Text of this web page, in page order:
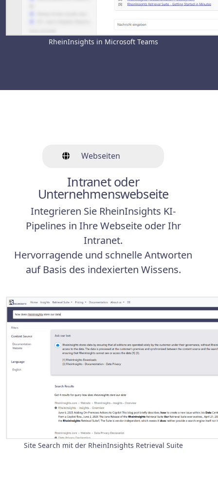
RheinInsights in Microsoft Teams
Webseiten
Intranet oder
Unternehmenswebseite
Integrieren Sie RheinInsights KI-
Pipelines in Ihre Webseite oder Ihr
Intranet.
Hervorragende und schnelle Antworten
auf Basis des indexierten Wissens.
Site Search mit der RheinInsights Retrieval Suite